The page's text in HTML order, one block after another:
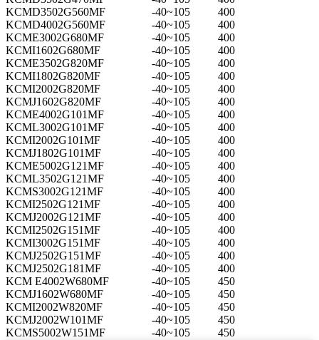
KCMD3502G560MF
-40~105
400
KCMD4002G560MF
-40~105
400
KCME3002G680MF
-40~105
400
KCMI1602G680MF
-40~105
400
KCME3502G820MF
-40~105
400
KCMI1802G820MF
-40~105
400
KCMI2002G820MF
-40~105
400
KCMJ1602G820MF
-40~105
400
KCME4002G101MF
-40~105
400
KCML3002G101MF
-40~105
400
KCMI2002G101MF
-40~105
400
KCMJ1802G101MF
-40~105
400
KCME5002G121MF
-40~105
400
KCML3502G121MF
-40~105
400
KCMS3002G121MF
-40~105
400
KCMI2502G121MF
-40~105
400
KCMJ2002G121MF
-40~105
400
KCMI2502G151MF
-40~105
400
KCMI3002G151MF
-40~105
400
KCMJ2502G151MF
-40~105
400
KCMJ2502G181MF
-40~105
400
KCM E4002W680MF
-40~105
450
KCMJ1602W680MF
-40~105
450
KCMI2002W820MF
-40~105
450
KCMJ2002W101MF
-40~105
450
KCMS5002W151MF
-40~105 450